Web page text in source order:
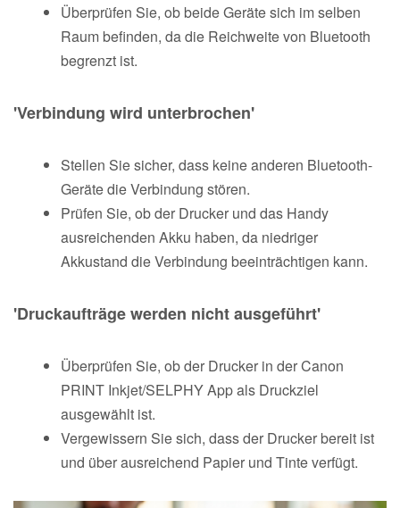
Überprüfen Sie, ob beide Geräte sich im selben
Raum befinden, da die Reichweite von Bluetooth
begrenzt ist.
'Verbindung wird unterbrochen'
Stellen Sie sicher, dass keine anderen Bluetooth-
Geräte die Verbindung stören.
Prüfen Sie, ob der Drucker und das Handy
ausreichenden Akku haben, da niedriger
Akkustand die Verbindung beeinträchtigen kann.
'Druckaufträge werden nicht ausgeführt'
Überprüfen Sie, ob der Drucker in der Canon
PRINT Inkjet/SELPHY App als Druckziel
ausgewählt ist.
Vergewissern Sie sich, dass der Drucker bereit ist
und über ausreichend Papier und Tinte verfügt.